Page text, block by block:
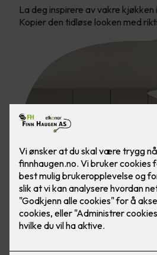
La deg inspirere av vakre kjøkken
Kopier den tidløse looken med